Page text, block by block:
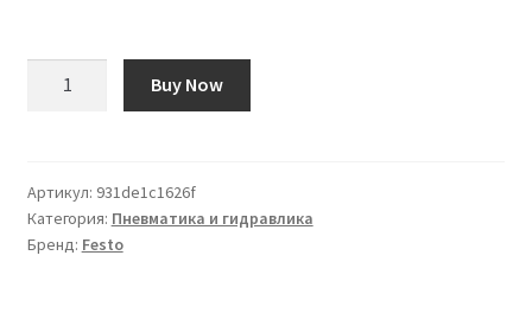
di
controllo
pilotata
Buy Now
Артикул: 931de1c1626f
Категория: Пневматика и гидравлика
Бренд: Festo